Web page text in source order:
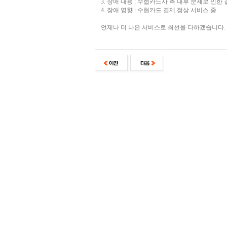
3. 장애 내용 : 수협카드사 측 내부 문제로 인한
4. 장애 영향 : 수협카드 결제 정상 서비스 중
언제나 더 나은 서비스로 최선을 다하겠습니다.